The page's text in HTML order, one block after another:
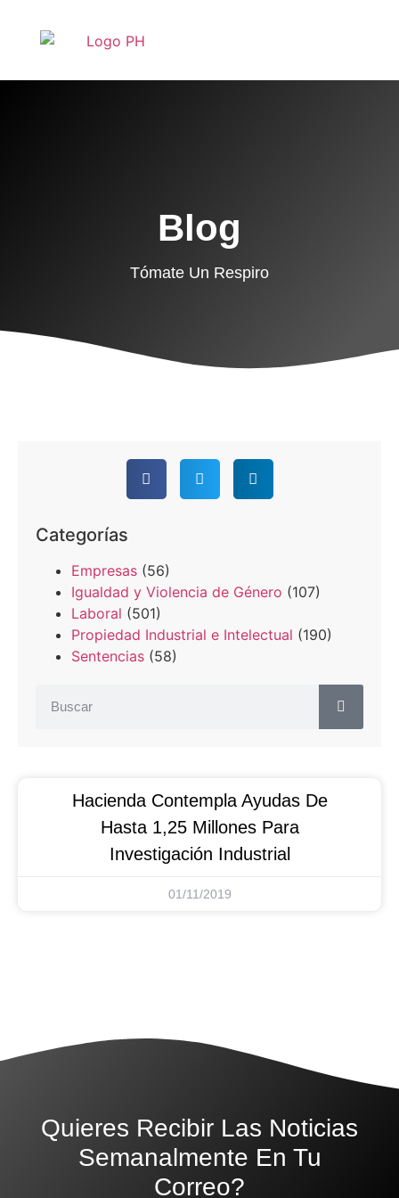
Blog
Tómate Un Respiro
Hacienda Contempla Ayudas De
Hasta 1,25 Millones Para
Investigación Industrial
01/11/2019
Categorías
Empresas (56)
Igualdad y Violencia de Género (107)
Laboral (501)
Propiedad Industrial e Intelectual (190)
Sentencias (58)
Quieres Recibir Las Noticias
Semanalmente En Tu
Correo?